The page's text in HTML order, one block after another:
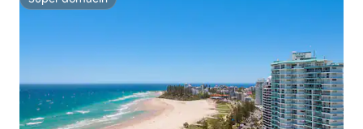
Super domaćin